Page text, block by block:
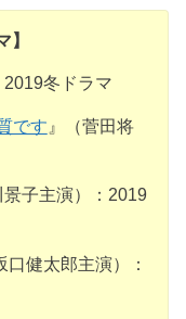
】
2019冬ドラマ
です 』（菅田将
景子主演）：2019
口健太郎主演）：